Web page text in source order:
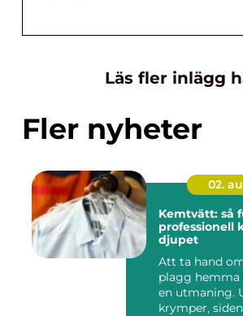
Läs fler inlägg
Fler nyheter
02.
Kemtvätt: så
professionell
djupet
Att ta hand
plagg hemma
en utmaning.
krymper,